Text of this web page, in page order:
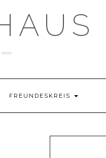
FREUNDESKREIS